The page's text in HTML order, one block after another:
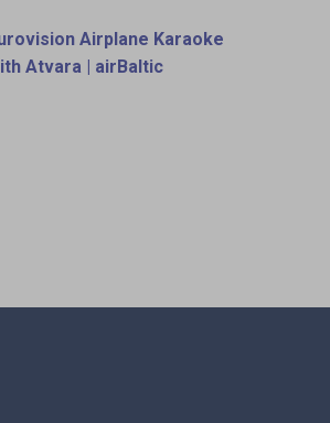
Airplane Karaoke
Atvara | airBaltic